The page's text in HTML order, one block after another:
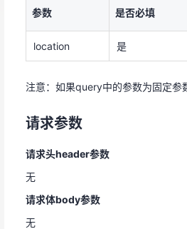
无
请求体body参数
无
响应参数
参数 是否必填
location 是
注意：如果query中的参数为固定参
请求参数
请求头header参数
无
请求体body参数
无